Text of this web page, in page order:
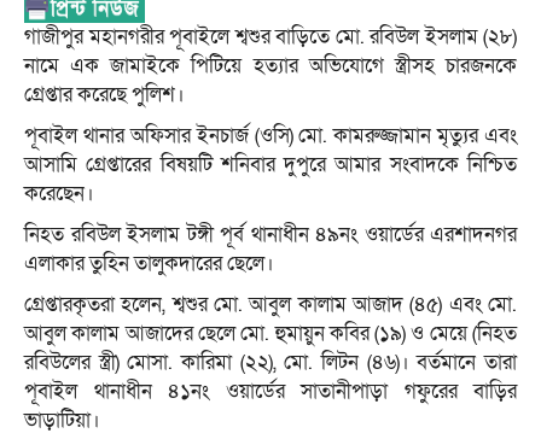
গাজীপুর মহানগরীর পূবাইলে শ্বশুর বাড়িতে মো. রবিউল ইসলাম (২৮)
নামে এক জামাইকে পিটিয়ে হত্যার অভিযোগে স্ত্রীসহ চারজনকে
গ্রেপ্তার করেছে পুলিশ।
পূবাইল থানার অফিসার ইনচার্জ (ওসি) মো. কামরুজ্জামান মৃত্যুর এবং
আসামি গ্রেপ্তারের বিষয়টি শনিবার দুপুরে আমার সংবাদকে নিশ্চিত
করেছেন।
নিহত রবিউল ইসলাম টঙ্গী পূর্ব থানাধীন ৪৯নং ওয়ার্ডের এরশাদনগর
এলাকার তুহিন তালুকদারের ছেলে।
গ্রেপ্তারকৃতরা হলেন, শ্বশুর মো. আবুল কালাম আজাদ (৪৫) এবং মো.
আবুল কালাম আজাদের ছেলে মো. হুমায়ুন কবির (১৯) ও মেয়ে (নিহত
রবিউলের স্ত্রী) মোসা. কারিমা (২২), মো. লিটন (৪৬)। বর্তমানে তারা
পূবাইল থানাধীন ৪১নং ওয়ার্ডের সাতানীপাড়া গফুরের বাড়ির
ভাড়াটিয়া।